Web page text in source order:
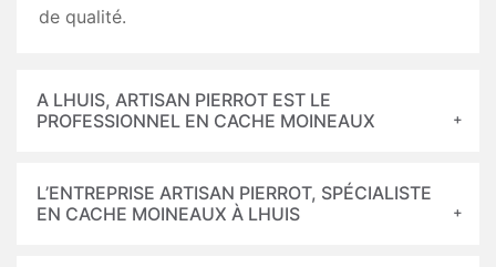
de qualité.
A LHUIS, ARTISAN PIERROT EST LE
PROFESSIONNEL EN CACHE MOINEAUX
L’ENTREPRISE ARTISAN PIERROT, SPÉCIALISTE
EN CACHE MOINEAUX À LHUIS